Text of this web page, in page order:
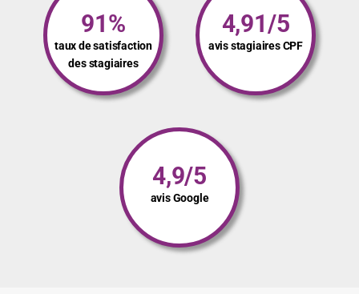
91%
taux de satisfaction
des stagiaires
4,91/5
avis stagiaires CPF
4,9/5
avis Google